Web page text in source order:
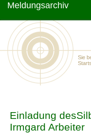
Meldungsarchiv
Sie
Einladung
Irmgard Arbeiter